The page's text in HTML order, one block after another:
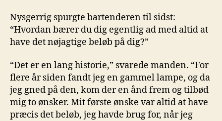
Nysgerrig spurgte bartenderen til sidst:
“Hvordan bærer du dig egentlig ad med altid at
have det nøjagtige beløb på dig?”
“Det er en lang historie,” svarede manden. “For
flere år siden fandt jeg en gammel lampe, og da
jeg gned på den, kom der en ånd frem og tilbød
mig to ønsker. Mit første ønske var altid at have
præcis det beløb, jeg havde brug for, når jeg